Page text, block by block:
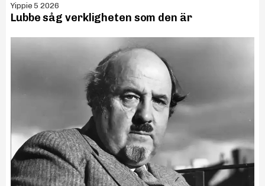
Yippie 5 2026
Lubbe såg verkligheten som den är